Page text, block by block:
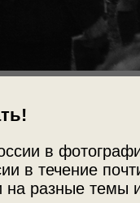
в
в течение
на разные темы
—
и«Все на